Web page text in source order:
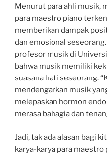
Menurut para ahli musik,
para maestro piano
memberikan dampak
dan emosional
profesor musik di
bahwa musik memiliki
suasana hati seseorang.
mendengarkan musik
melepaskan hormon
merasa bahagia dan
Jadi, tak ada alasan bagi
karya-karya para maestro